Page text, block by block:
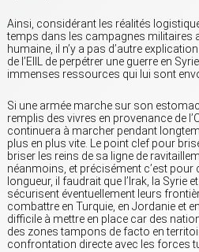
Ainsi, considérant les réalités
temps dans les campagnes militaires
humaine, il n’y a pas d’autre
de l’EIIL de perpétrer une guerre en
immenses ressources qui lui sont
Si une armée marche sur son
remplis des vivres en provenance de
continuera à marcher pendant
plus en plus vite. Le point clef pour
briser les reins de sa ligne de
néanmoins, et précisément c’est pour
longueur, il faudrait que l’Irak, la Syrie
sécurisent éventuellement leurs
combattre en Turquie, en Jordanie et
difficile à mettre en place car des
des zones tampons de facto en
confrontation directe avec les forces